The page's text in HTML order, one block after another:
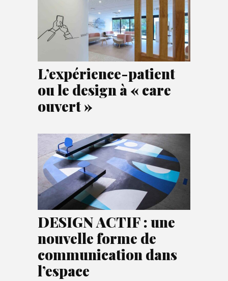
L’expérience-patient
ou le design à « care
ouvert »
DESIGN ACTIF : une
nouvelle forme de
communication dans
l’espace